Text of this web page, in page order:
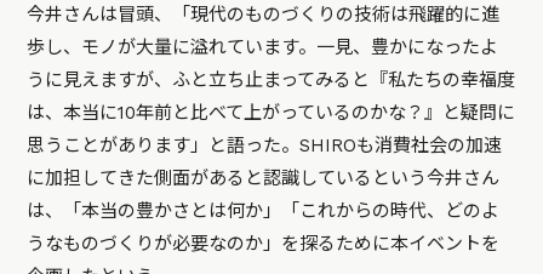
今井さんは冒頭、「現代のものづくりの技術は飛躍的に進
歩し、モノが大量に溢れています。一見、豊かになったよ
うに見えますが、ふと立ち止まってみると『私たちの幸福度
は、本当に10年前と比べて上がっているのかな？』と疑問に
思うことがあります」と語った。SHIROも消費社会の加速
に加担してきた側面があると認識しているという今井さん
は、「本当の豊かさとは何か」「これからの時代、どのよ
うなものづくりが必要なのか」を探るために本イベントを